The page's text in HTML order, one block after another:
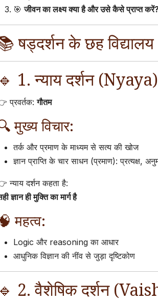
🎯जीवन का लक्ष्य क्या है और उसे कैसे प्राप्त
षड्दर्शन के छह विद्यालय
🔹 1. न्याय दर्शन (Nyaya)
प्रवर्तक:गौतम
मुख्य विचार:
तर्क और प्रमाण के माध्यम से सत्य की खोज
ज्ञान प्राप्ति के चार साधन (प्रमाण): प्रत्यक्ष,
न्याय दर्शन कहता है:
ज्ञान ही मुक्ति का मार्ग है
महत्व:
Logic और reasoning का आधार
आधुनिक विज्ञान की नींव से जुड़ा दृष्टिकोण
🔹 2. वैशेषिक दर्शन